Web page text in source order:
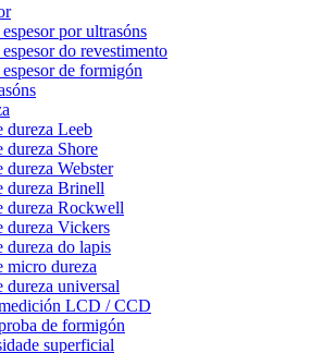
por ultrasóns
do revestimento
de formigón
dureza Leeb
dureza Shore
dureza Webster
dureza Brinell
dureza Rockwell
dureza Vickers
dureza do lapis
micro dureza
dureza universal
LCD / CCD
de formigón
superficial